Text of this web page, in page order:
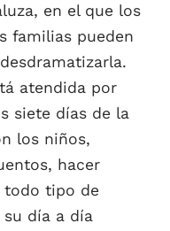
en el que los
familias pueden
atendida por
siete días de la
los niños,
hacer
todo tipo de
día a día